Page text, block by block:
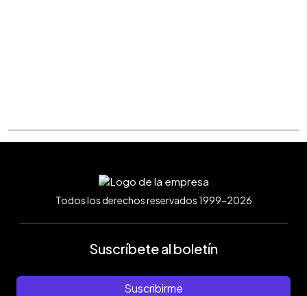
Todos los derechos reservados 1999-2026
Suscríbete al boletín
Suscribirme